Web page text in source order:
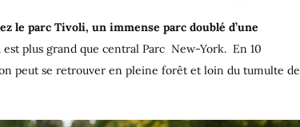
le parc Tivoli, un immense parc doublé d’une
plus grand que central Parc New-York. En 10
peut se retrouver en pleine forêt et loin du tumulte de